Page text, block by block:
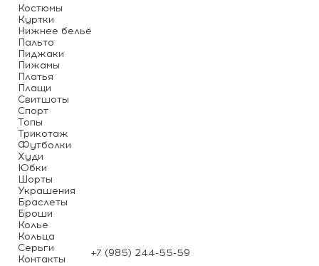
+7 (985) 244-55-59
Костюмы
Куртки
Нижнее бельё
Пальто
Пиджаки
Пижамы
Платья
Плащи
Свитшоты
Спорт
Топы
Трикотаж
Футболки
Худи
Юбки
Шорты
Украшения
Браслеты
Броши
Колье
Кольца
Серьги
Контакты